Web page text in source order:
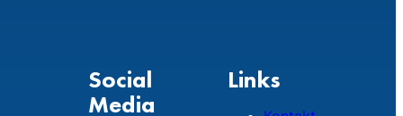
Social
Media
Links